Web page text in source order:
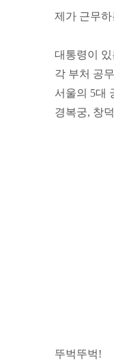
제가 근무
대통령이
각 부처 공
서울의 5대
경복궁, 창
뚜벅뚜벅!